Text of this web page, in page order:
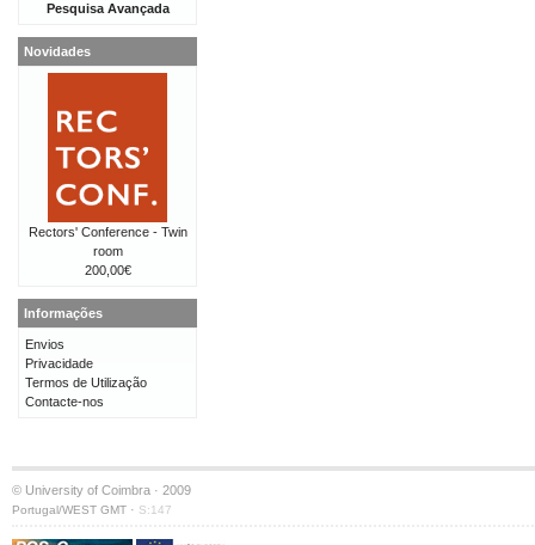
Pesquisa Avançada
Novidades
Rectors' Conference - Twin
room
200,00€
Informações
Envios
Privacidade
Termos de Utilização
Contacte-nos
© University of Coimbra · 2009
Portugal/WEST GMT · S:147